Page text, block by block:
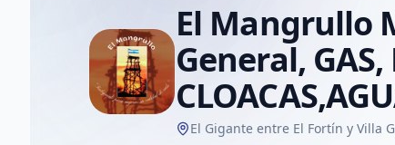
El Mangrullo
General, GAS,
El Gigante entre El Fortín y Villa